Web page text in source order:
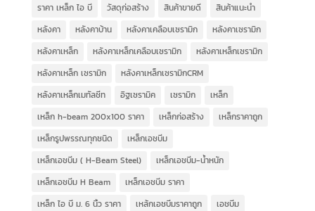
ราคา เหล็ก ไอ บี
วัสดุก่อสร้าง สินค้าขายดี
สินค้าแนะนำ
หลังคา
หลังคาบ้าน หลังคาเคลือบเซรามิก
หลังคาเซรามิก
หลังคาเหล็ก
หลังคาเหล็กเคลือบเซรามิก
หลังคาเหล็กเซรามิก
หลังคาเหล็ก เซรามิก
หลังคาเหล็กเซรามิกCRM
หลังคาเหล็กเมทัลชีท
อิฐเซรามิค เซรามิก
เหล็ก
เหล็ก h-beam 200x100 ราคา
เหล็กก่อสร้าง
เหล็กราคาถูก
เหล็กรูปพรรณทุกชนิด
เหล็กเอชบีม
เหล็กเอชบีม ( H-Beam Steel)
เหล็กเอชบีม-น้ำหนัก
เหล็กเอชบีม H Beam
เหล็กเอชบีม ราคา
เหล็ก ไอ บี ม. 6 นิ้ว ราคา
เหล้กเอชบีมราคาถูก
เอชบีม